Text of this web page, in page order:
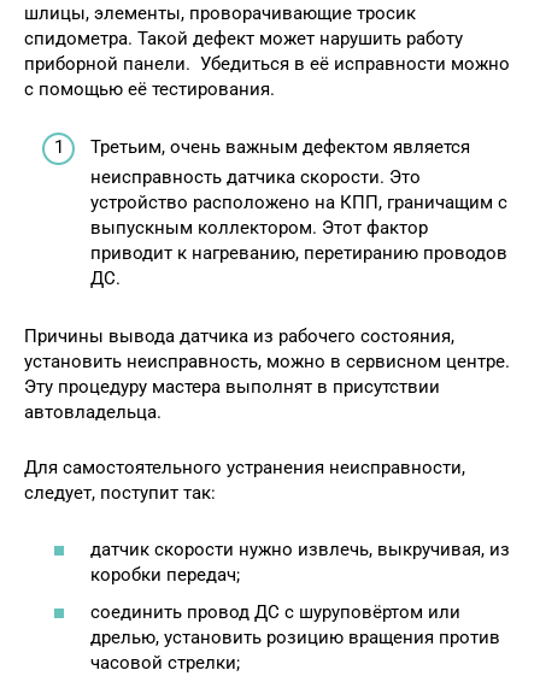
шлицы, элементы, проворачивающие тросик
спидометра. Такой дефект может нарушить работу
приборной панели. Убедиться в её исправности можно
с помощью её тестирования.
Третьим, очень важным дефектом является
неисправность датчика скорости. Это
устройство расположено на КПП, граничащим с
выпускным коллектором. Этот фактор
приводит к нагреванию, перетиранию проводов
ДС.
Причины вывода датчика из рабочего состояния,
установить неисправность, можно в сервисном центре.
Эту процедуру мастера выполнят в присутствии
автовладельца.
Для самостоятельного устранения неисправности,
следует, поступит так:
датчик скорости нужно извлечь, выкручивая, из
коробки передач;
соединить провод ДС с шуруповёртом или
дрелью, установить розицию вращения против
часовой стрелки;